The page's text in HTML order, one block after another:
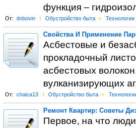
функция –
От: dnbovin l Обустройство быта >
Свойства И Применение
Асбестовые и
прокладочный
асбестовых
вулканизирующих
От: chaica13 l Обустройство быта >
Ремонт Квартир: Советы
Первое, на что